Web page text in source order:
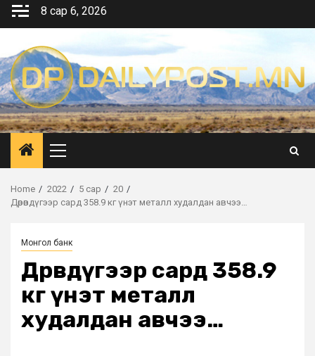
Skip
8 сар 6, 2026
Primary
Menu
Home 2022 5 сар
20
Дөрөвдүгээр сард 358.9 кг үнэт металл худалдан авчээ…
Монгол банк
Дөрөвдүгээр сард 358.9
кг үнэт металл
худалдан авчээ…